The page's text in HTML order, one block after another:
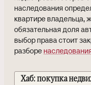
наследования
квартире владельца,
обязательная доля
выбор права стоит
разборе
Хаб: покупка